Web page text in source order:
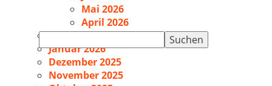
Suchen
nach:
Mai 2026
April 2026
Februar 2026
Januar 2026
Dezember 2025
November 2025